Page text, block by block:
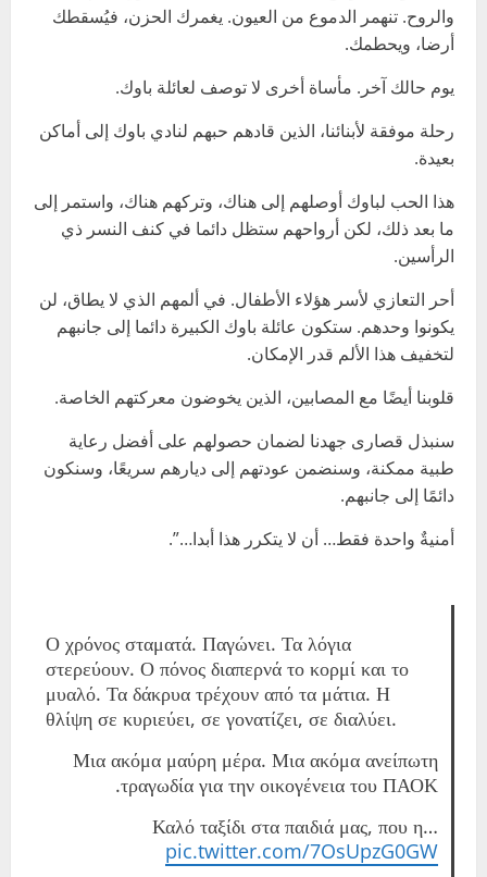
والروح. تنهمر الدموع من العيون. يغمرك الحزن، فيُسقطك
أرضا، ويحطمك.
يوم حالك آخر. مأساة أخرى لا توصف لعائلة باوك.
رحلة موفقة لأبنائنا، الذين قادهم حبهم لنادي باوك إلى أماكن
بعيدة.
هذا الحب لباوك أوصلهم إلى هناك، وتركهم هناك، واستمر إلى
ما بعد ذلك، لكن أرواحهم ستظل دائما في كنف النسر ذي
الرأسين.
أحر التعازي لأسر هؤلاء الأطفال. في ألمهم الذي لا يطاق، لن
يكونوا وحدهم. ستكون عائلة باوك الكبيرة دائما إلى جانبهم
لتخفيف هذا الألم قدر الإمكان.
قلوبنا أيضًا مع المصابين، الذين يخوضون معركتهم الخاصة.
سنبذل قصارى جهدنا لضمان حصولهم على أفضل رعاية
طبية ممكنة، وسنضمن عودتهم إلى ديارهم سريعًا، وسنكون
دائمًا إلى جانبهم.
أمنيةٌ واحدة فقط… أن لا يتكرر هذا أبدا…”.
Ο χρόνος σταματά. Παγώνει. Τα λόγια
στερεύουν. Ο πόνος διαπερνά το κορμί και το
μυαλό. Τα δάκρυα τρέχουν από τα μάτια. Η
θλίψη σε κυριεύει, σε γονατίζει, σε διαλύει.
Μια ακόμα μαύρη μέρα. Μια ακόμα ανείπωτη
τραγωδία για την οικογένεια του ΠΑΟΚ.
Καλό ταξίδι στα παιδιά μας, που η…
pic.twitter.com/7OsUpzG0GW